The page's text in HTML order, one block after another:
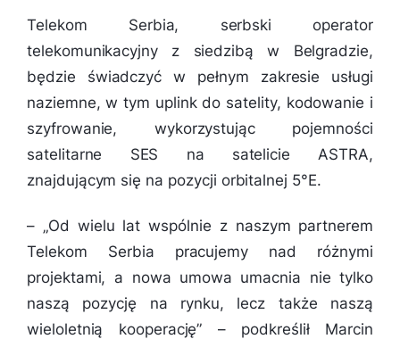
Telekom Serbia, serbski operator
telekomunikacyjny z siedzibą w Belgradzie,
będzie świadczyć w pełnym zakresie usługi
naziemne, w tym uplink do satelity, kodowanie i
szyfrowanie, wykorzystując pojemności
satelitarne SES na satelicie ASTRA,
znajdującym się na pozycji orbitalnej 5°E.
– „Od wielu lat wspólnie z naszym partnerem
Telekom Serbia pracujemy nad różnymi
projektami, a nowa umowa umacnia nie tylko
naszą pozycję na rynku, lecz także naszą
wieloletnią kooperację” – podkreślił Marcin